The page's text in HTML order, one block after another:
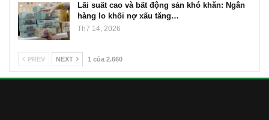
Lãi suất cao và bất động sản khó khăn: Ngân
hàng lo khối nợ xấu tăng…
Th7 14, 2026
PREV NEXT 1 của 2.660